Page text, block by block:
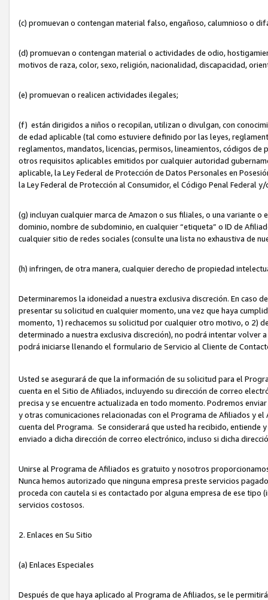
(c) promuevan o contengan material falso, engañoso, calumnioso o
(d) promuevan o contengan material o actividades de odio,
motivos de raza, color, sexo, religión, nacionalidad, discapacidad,
(e) promuevan o realicen actividades ilegales;
(f) están dirigidos a niños o recopilan, utilizan o divulgan, con
de edad aplicable (tal como estuviere definido por las leyes,
reglamentos, mandatos, licencias, permisos, lineamientos, códigos
otros requisitos aplicables emitidos por cualquier autoridad
aplicable, la Ley Federal de Protección de Datos Personales en
la Ley Federal de Protección al Consumidor, el Código Penal Federal
(g) incluyan cualquier marca de Amazon o sus filiales, o una variante
dominio, nombre de subdominio, en cualquier “etiqueta” o ID de
cualquier sitio de redes sociales (consulte una lista no exhaustiva de
(h) infringen, de otra manera, cualquier derecho de propiedad
Determinaremos la idoneidad a nuestra exclusiva discreción. En caso
presentar su solicitud en cualquier momento, una vez que haya
momento, 1) rechacemos su solicitud por cualquier otro motivo, o 2)
determinado a nuestra exclusiva discreción), no podrá intentar volver
podrá iniciarse llenando el formulario de Servicio al Cliente de
Usted se asegurará de que la información de su solicitud para el
cuenta en el Sitio de Afiliados, incluyendo su dirección de correo
precisa y se encuentre actualizada en todo momento. Podremos
y otras comunicaciones relacionadas con el Programa de Afiliados y
cuenta del Programa. Se considerará que usted ha recibido, entiende
enviado a dicha dirección de correo electrónico, incluso si dicha
Unirse al Programa de Afiliados es gratuito y nosotros
Nunca hemos autorizado que ninguna empresa preste servicios
proceda con cautela si es contactado por alguna empresa de ese
servicios costosos.
2. Enlaces en Su Sitio
(a) Enlaces Especiales
Después de que haya aplicado al Programa de Afiliados, se le